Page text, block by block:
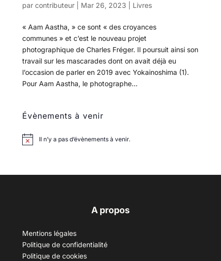
par contributeur| Mar 26, 2023 Livres
« Aam Aastha, » ce sont « des croyances
communes » et c’est le nouveau projet
photographique de Charles Fréger. Il poursuit ainsi son
travail sur les mascarades dont on avait déjà eu
l’occasion de parler en 2019 avec Yokainoshima (1).
Pour Aam Aastha, le photographe...
Évènements à venir
Il n’y a pas d’évènements à venir.
A propos
Mentions légales
Politique de confidentialité
Politique de cookies